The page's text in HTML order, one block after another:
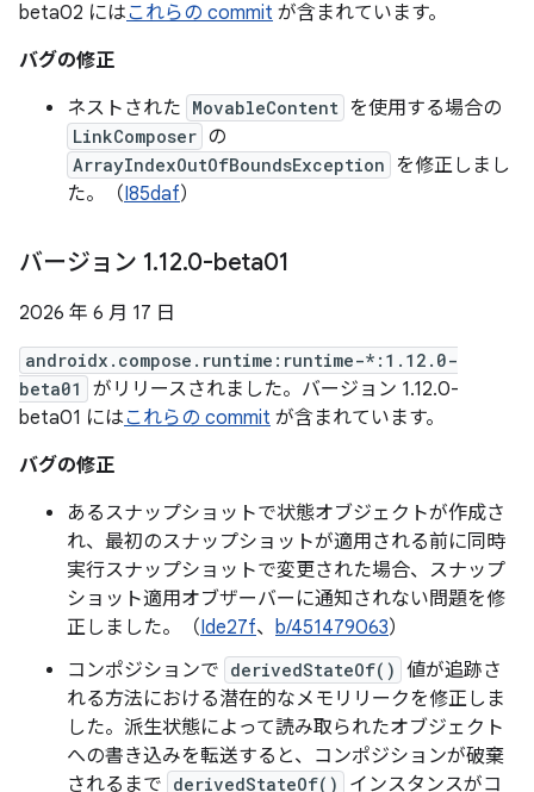
beta02 にはこれらの commit が含まれています。
バグの修正
ネストされた MovableContent を使用する場合の
LinkComposer の
ArrayIndexOutOfBoundsException を修正しまし
た。（I85daf）
バージョン 1.12.0-beta01
2026 年 6 月 17 日
androidx.compose.runtime:runtime-*:1.12.0-
beta01
がリリースされました。バージョン 1.12.0-
beta01 にはこれらの commit が含まれています。
バグの修正
あるスナップショットで状態オブジェクトが作成さ
れ、最初のスナップショットが適用される前に同時
実行スナップショットで変更された場合、スナップ
ショット適用オブザーバーに通知されない問題を修
正しました。（Ide27f、 b/451479063）
コンポジションで derivedStateOf() 値が追跡さ
れる方法における潜在的なメモリリークを修正しま
した。派生状態によって読み取られたオブジェクト
への書き込みを転送すると、コンポジションが破棄
されるまで derivedStateOf()
インスタンスがコ